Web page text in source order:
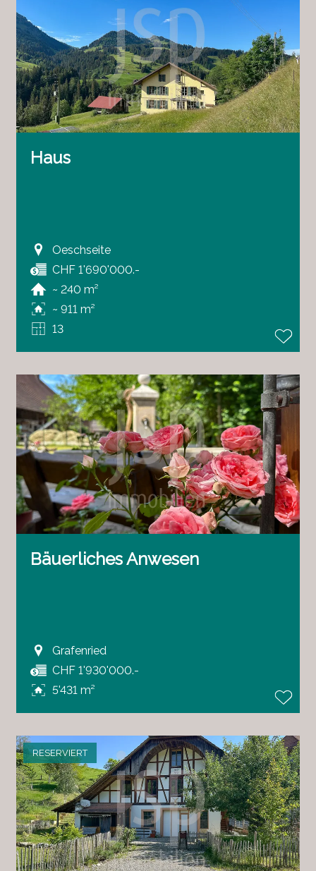
Haus
Oeschseite
CHF 1'690'000.-
~ 240 m²
~ 911 m²
13
Bäuerliches Anwesen
Grafenried
CHF 1'930'000.-
5'431 m²
RESERVIERT